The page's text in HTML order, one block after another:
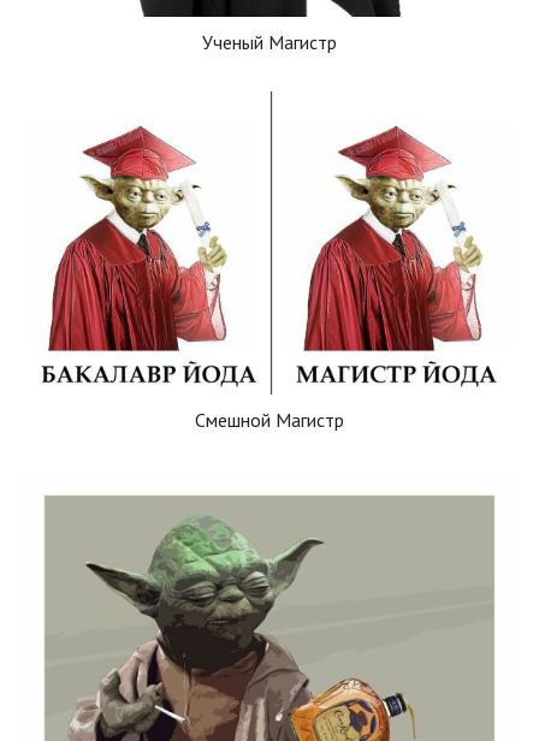
Ученый Магистр
Смешной Магистр